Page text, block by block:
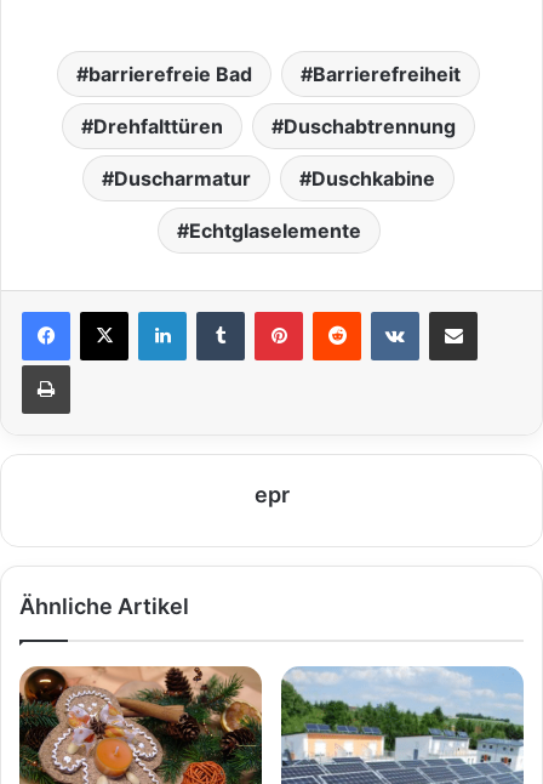
barrierefreie Bad Barrierefreiheit
Drehfalttüren Duschabtrennung
Duscharmatur Duschkabine
Echtglaselemente
epr
Ähnliche Artikel